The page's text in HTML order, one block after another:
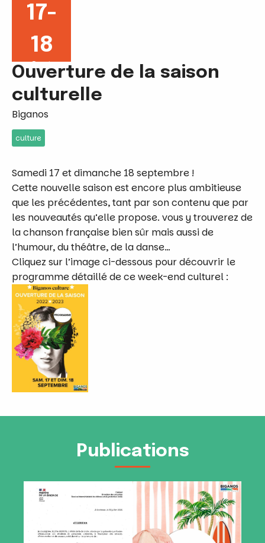
17-
18
Ouverture de la saison
culturelle
Biganos
culture
Samedi 17 et dimanche 18 septembre !
Cette nouvelle saison est encore plus ambitieuse
que les précédentes, tant par son contenu que par
les nouveautés qu’elle propose. vous y trouverez de
la chanson française bien sûr mais aussi de
l’humour, du théâtre, de la danse…
Cliquez sur l’image ci-dessous pour découvrir le
programme détaillé de ce week-end culturel :
Publications